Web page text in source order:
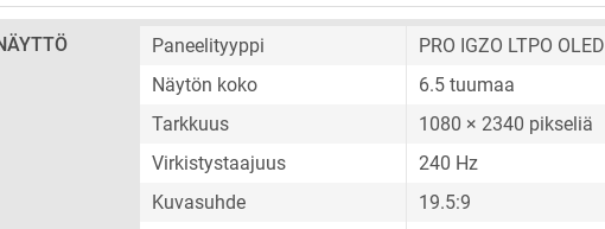
Paneelityyppi
PRO IGZO LTPO OLED
Näytön koko
6.5 tuumaa
Tarkkuus
1080 × 2340 pikseliä
Virkistystaajuus
240 Hz
Kuvasuhde
19.5:9